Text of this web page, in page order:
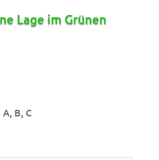
Lage im Grünen
B, C